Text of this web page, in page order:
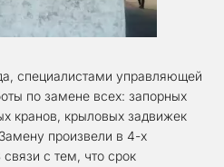
специалистами управляющей
по замене всех: запорных
кранов, крыловых задвижек
произвели в 4-х
с тем, что срок